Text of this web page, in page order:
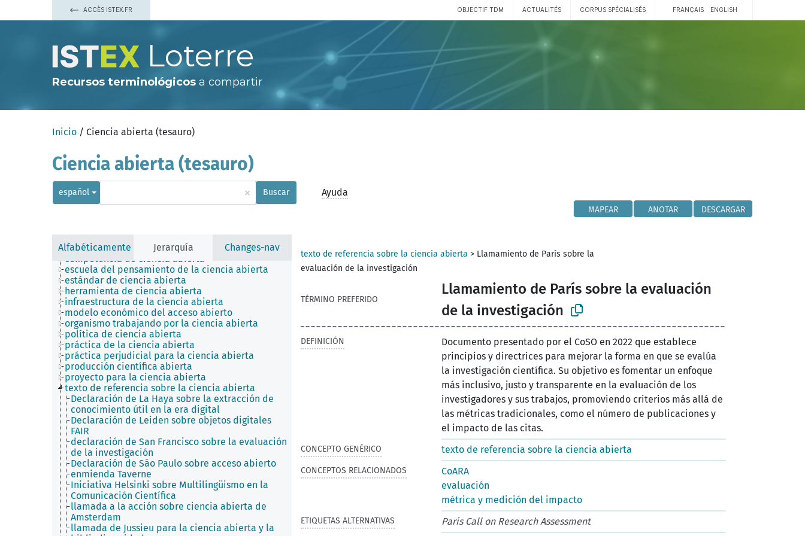
ACCÈS ISTEX.FR OBJECTIF TDM ACTUALITÉS CORPUS SPÉCIALISÉS FRANÇAIS ENGLISH
Loterre
Recursos terminológicos a compartir
Inicio / Ciencia abierta (tesauro)
Ciencia abierta (tesauro)
español × Buscar Ayuda
MAPEAR ANOTAR DESCARGAR
Alfabéticamente Jerarquía Changes-nav
aspecto legal de la ciencia abierta
ciencia abierta
competencia de ciencia abierta
escuela del pensamiento de la ciencia abierta
estándar de ciencia abierta
herramienta de ciencia abierta
infraestructura de la ciencia abierta
modelo económico del acceso abierto
organismo trabajando por la ciencia abierta
política de ciencia abierta
práctica de la ciencia abierta
práctica perjudicial para la ciencia abierta
producción científica abierta
proyecto para la ciencia abierta
texto de referencia sobre la ciencia abierta
Declaración de La Haya sobre la extracción de
conocimiento útil en la era digital
Declaración de Leiden sobre objetos digitales
FAIR
declaración de San Francisco sobre la evaluación
de la investigación
Declaración de São Paulo sobre acceso abierto
enmienda Taverne
Iniciativa Helsinki sobre Multilingüismo en la
Comunicación Científica
llamada a la acción sobre ciencia abierta de
Amsterdam
llamada de Jussieu para la ciencia abierta y la
texto de referencia sobre la ciencia abierta > Llamamiento de París sobre la
evaluación de la investigación
TÉRMINO PREFERIDO
Llamamiento de París sobre la evaluación
de la investigación
DEFINICIÓN
Documento presentado por el CoSO en 2022 que establece
principios y directrices para mejorar la forma en que se evalúa
la investigación científica. Su objetivo es fomentar un enfoque
más inclusivo, justo y transparente en la evaluación de los
investigadores y sus trabajos, promoviendo criterios más allá de
las métricas tradicionales, como el número de publicaciones y
el impacto de las citas.
CONCEPTO GENÉRICO texto de referencia sobre la ciencia abierta
CONCEPTOS RELACIONADOS
CoARA
evaluación
métrica y medición del impacto
ETIQUETAS ALTERNATIVAS Paris Call on Research Assessment